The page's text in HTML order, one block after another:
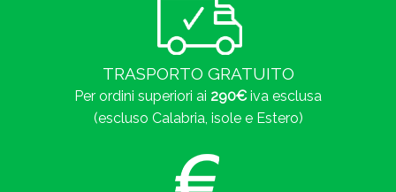
TRASPORTO GRATUITO
Per ordini superiori ai 290€iva esclusa
(escluso Calabria, isole e Estero)